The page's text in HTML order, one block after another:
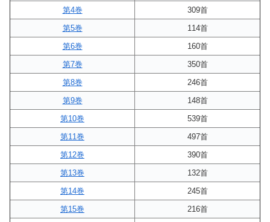
第4巻
309首
第5巻
114首
第6巻
160首
第7巻
350首
第8巻
246首
第9巻
148首
第10巻
539首
第11巻
497首
第12巻
390首
第13巻
132首
第14巻
245首
第15巻
216首